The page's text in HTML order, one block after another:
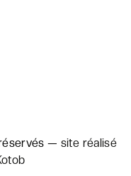
— site réalisé